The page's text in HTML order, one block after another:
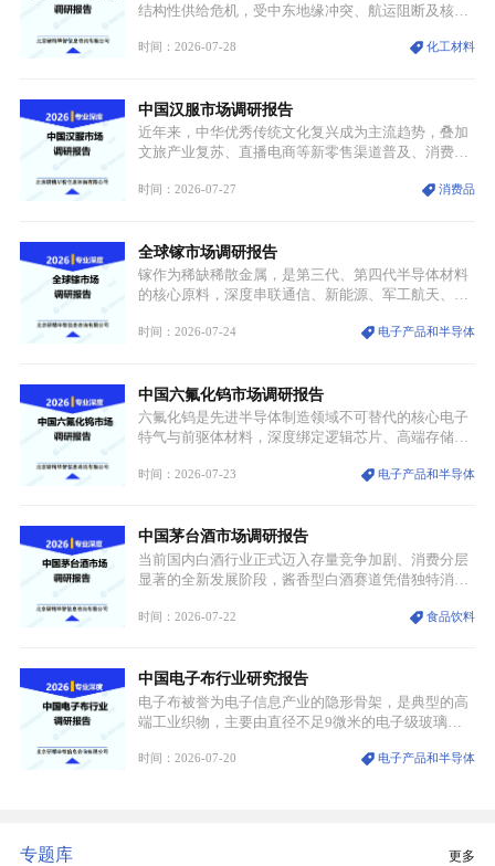
结构性供给危机，受中东地缘冲突、航运阻断及核心
停产，行业长期维持寡头垄断的供应链格局彻底瓦
价无市”的供给真空，并沿高频覆铜板、PCB电路板向
AI服务器、5G基站等高端电子终端持续传导，全产业
链生产、成本、交付均承受巨大压力。
时间：2026-07-28 化工材料
中国汉服市场调研报告
近年来，中华优秀传统文化复兴成为主流趋势，叠加
文旅产业复苏、直播电商等新零售渠道普及、消费群
服不再局限于传统节日、古风活动等小众场景，逐步
重要载体。同时，行业标准落地、生产技术升级、原
创设计能力提升，进一步夯实产业发展根基，吸引传
统服饰品牌、文旅企业等跨界入局，市场活力持续释
时间：2026-07-27 消费品
全球镓市场调研报告
镓作为稀缺稀散金属，是第三代、第四代半导体材料
的核心原料，深度串联通信、新能源、军工航天、光
与大国科技博弈的关键战略资源。镓并非传统大宗金
领域渗透”的战略体系，成为全球科技产业运转的刚
需资源。
时间：2026-07-24 电子产品和半导体
中国六氟化钨市场调研报告
六氟化钨是先进半导体制造领域不可替代的核心电子
特气与前驱体材料，深度绑定逻辑芯片、高端存储芯
沉积（CVD）、原子层沉积（ALD）工艺专用前驱体
密制造流程。
时间：2026-07-23 电子产品和半导体
中国茅台酒市场调研报告
当前国内白酒行业正式迈入存量竞争加剧、消费分层
显著的全新发展阶段，酱香型白酒赛道凭借独特消费
道。贵州茅台凭借独一无二的核心产区壁垒、刚性产
业。
时间：2026-07-22 食品饮料
中国电子布行业研究报告
电子布被誉为电子信息产业的隐形骨架，是典型的高
端工业织物，主要由直径不足9微米的电子级玻璃纤
生产制造过程中不可或缺的核心基材。电子布具备高
时间：2026-07-20 电子产品和半导体
专题库 更多